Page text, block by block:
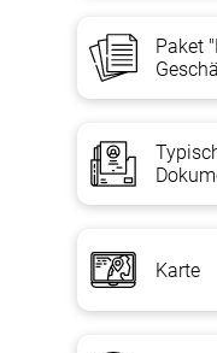
Paket
Karte